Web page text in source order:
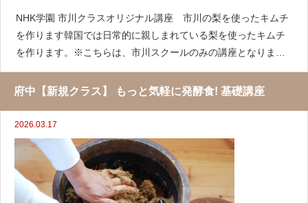
NHK学園 市川クラスオリジナル講座 市川の梨を使ったキムチ
を作ります韓国では日常的に親しまれている梨を使ったキムチ
を作ります。※こちらは、市川スクールのみの講座となりま
す。初心者の方もわかりやすく、発酵の知識がなくても楽しく
わかりやすいクラスになっています。午前、午後と選べます。
府中【新規クラス】 もっと気軽に発酵食! 基礎講座
2026.03.17